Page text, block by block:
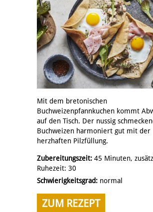
Mit dem bretonischen
Buchweizenpfannkuchen kommt
auf den Tisch. Der nussig
Buchweizen harmoniert gut mit der
herzhaften Pilzfüllung.
Zubereitungszeit: 45 Minuten,
Ruhezeit: 30
Schwierigkeitsgrad: normal
ZUM REZEPT